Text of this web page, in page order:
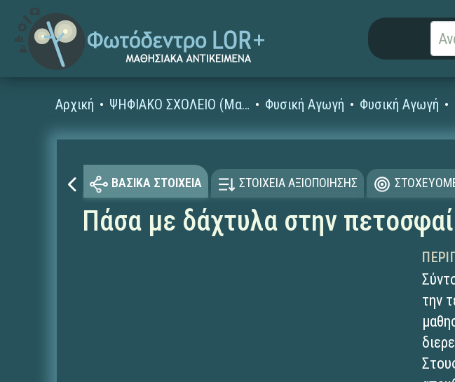
Αρχική ΨΗΦΙΑΚΟ ΣΧΟΛΕΙΟ (Μαθησιακά Αντικείμενα) Φυσική Αγωγή Φυσική Αγωγή
ΒΑΣΙΚΑ ΣΤΟΙΧΕΙΑ ΣΤΟΙΧΕΙΑ ΑΞΙΟΠΟΙΗΣΗΣ
Πάσα με δάχτυλα στην
την